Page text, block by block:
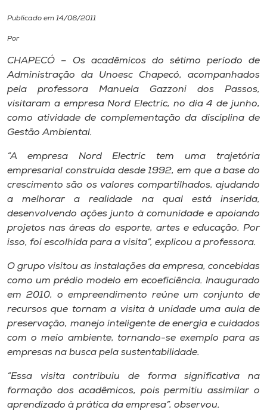
Diplomados
Cultura
CPA
Biblioteca
Editora
Rádio
Museu
Unoesc
Store
Selecione
o idioma
Publicado em 14/06/2011
Por
CHAPECÓ – Os acadêmicos do sétimo período de
Administração da Unoesc Chapecó, acompanhados
pela professora Manuela Gazzoni dos Passos,
visitaram a empresa Nord Electric, no dia 4 de junho,
como atividade de complementação da disciplina de
Gestão Ambiental.
“A empresa Nord Electric tem uma trajetória
empresarial construída desde 1992, em que a base do
crescimento são os valores compartilhados, ajudando
a melhorar a realidade na qual está inserida,
desenvolvendo ações junto à comunidade e apoiando
projetos nas áreas do esporte, artes e educação. Por
isso, foi escolhida para a visita”, explicou a professora.
O grupo visitou as instalações da empresa, concebidas
como um prédio modelo em ecoeficiência. Inaugurado
em 2010, o empreendimento reúne um conjunto de
recursos que tornam a visita à unidade uma aula de
preservação, manejo inteligente de energia e cuidados
com o meio ambiente, tornando-se exemplo para as
empresas na busca pela sustentabilidade.
“Essa visita contribuiu de forma significativa na
formação dos acadêmicos, pois permitiu assimilar o
aprendizado à prática da empresa”, observou.